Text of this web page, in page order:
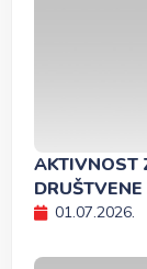
AKTIVNOST
DRUŠTVENE
01.07.2026.